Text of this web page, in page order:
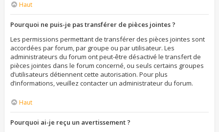
Haut
Pourquoi ne puis-je pas transférer de pièces jointes ?
Les permissions permettant de transférer des pièces jointes sont
accordées par forum, par groupe ou par utilisateur. Les
administrateurs du forum ont peut-être désactivé le transfert de
pièces jointes dans le forum concerné, ou seuls certains groupes
d’utilisateurs détiennent cette autorisation. Pour plus
d’informations, veuillez contacter un administrateur du forum.
Haut
Pourquoi ai-je reçu un avertissement ?